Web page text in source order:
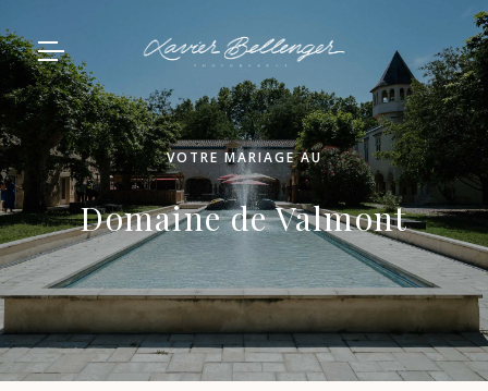
VOTRE MARIAGE AU
Domaine de Valmont